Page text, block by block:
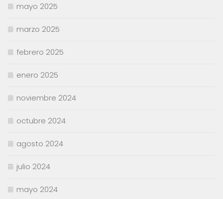
mayo 2025
marzo 2025
febrero 2025
enero 2025
noviembre 2024
octubre 2024
agosto 2024
julio 2024
mayo 2024